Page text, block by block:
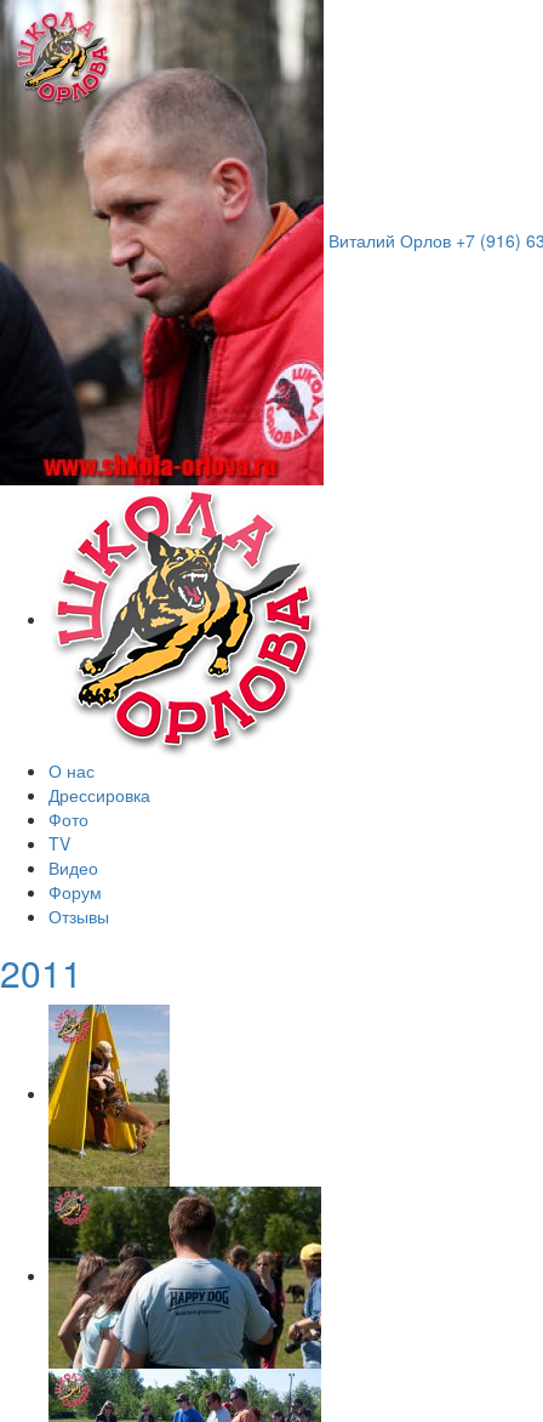
Виталий Орлов +7 (916)
О нас
Дрессировка
Фото
TV
Видео
Форум
Отзывы
2011